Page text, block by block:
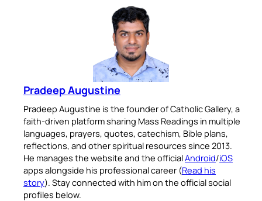
Pradeep Augustine
Pradeep Augustine is the founder of Catholic Gallery, a
faith-driven platform sharing Mass Readings in multiple
languages, prayers, quotes, catechism, Bible plans,
reflections, and other spiritual resources since 2013.
He manages the website and the officialAndroid/iOS
apps alongside his professional career (Read his
story). Stay connected with him on the official social
profiles below.